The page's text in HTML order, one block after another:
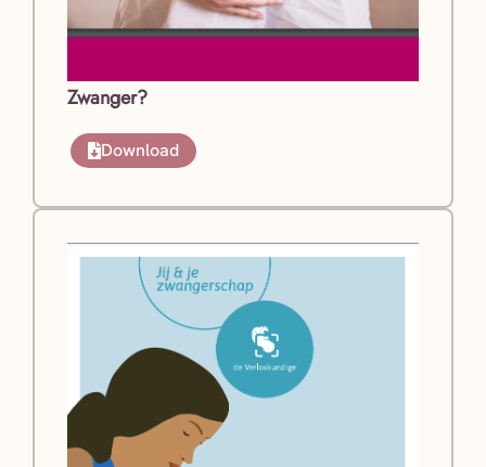
Zwanger?
Download